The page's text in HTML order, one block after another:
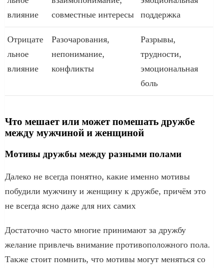
влияние
совместные интересы
поддержка
Отрицате
льное
влияние
Разочарования,
непонимание,
конфликты
Разрывы,
трудности,
эмоциональная
боль
Что мешает или может помешать дружбе
между мужчиной и женщиной
Мотивы дружбы между разными полами
Далеко не всегда понятно, какие именно мотивы
побудили мужчину и женщину к дружбе, причём это
не всегда ясно даже для них самих
Достаточно часто многие принимают за дружбу
желание привлечь внимание противоположного пола.
Также стоит помнить, что мотивы могут меняться со